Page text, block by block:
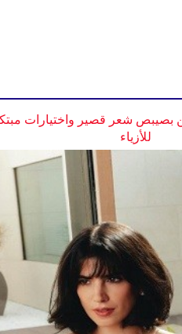
بصيبص شعر قصير واختيارات
للأزياء